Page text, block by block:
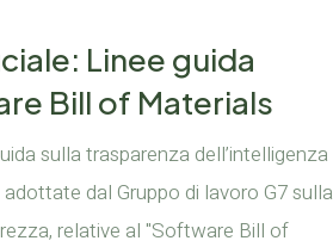
Linee guida
Bill of Materials
sulla trasparenza dell’intelligenza
dal Gruppo di lavoro G7 sulla
relative al "Software Bill of